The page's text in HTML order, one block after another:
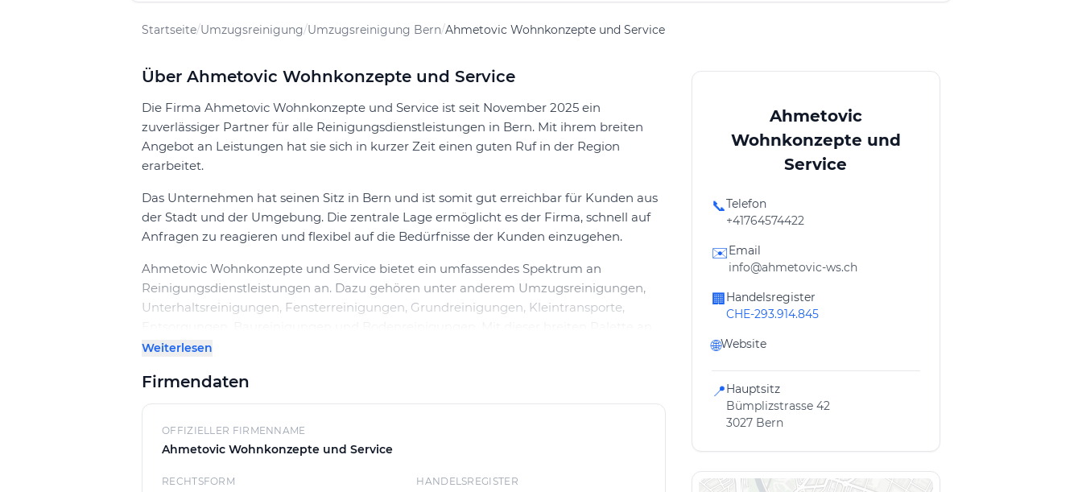
Startseite/Umzugsreinigung/Umzugsreinigung Bern/Ahmetovic Wohnkonzepte und Service
Über Ahmetovic Wohnkonzepte und Service
Die Firma Ahmetovic Wohnkonzepte und Service ist seit November 2025 ein
zuverlässiger Partner für alle Reinigungsdienstleistungen in Bern. Mit ihrem breiten
Angebot an Leistungen hat sie sich in kurzer Zeit einen guten Ruf in der Region
erarbeitet.
Das Unternehmen hat seinen Sitz in Bern und ist somit gut erreichbar für Kunden aus
der Stadt und der Umgebung. Die zentrale Lage ermöglicht es der Firma, schnell auf
Anfragen zu reagieren und flexibel auf die Bedürfnisse der Kunden einzugehen.
Ahmetovic Wohnkonzepte und Service bietet ein umfassendes Spektrum an
Reinigungsdienstleistungen an. Dazu gehören unter anderem Umzugsreinigungen,
Unterhaltsreinigungen, Fensterreinigungen, Grundreinigungen, Kleintransporte,
Dienstleistungen kann die Firma sowohl Privatpersonen als auch Unternehmen
geschultes Personal und moderne Reinigungstechniken, um beste Ergebnisse zu
erzielen. Zudem legt die Firma großen Wert auf umweltfreundliche
Reinigungsprodukte und -methoden, um die Gesundheit der Kunden und die Umwelt
Weiterlesen
Firmendaten
OFFIZIELLER FIRMENNAME
Ahmetovic Wohnkonzepte und Service
RECHTSFORM HANDELSREGISTER
Ahmetovic
Wohnkonzepte und
Service
📞Telefon
+41764574422
✉️Email
info@ahmetovic-ws.ch
🏢 Handelsregister
CHE-293.914.845
🌐Website
📍Hauptsitz
Bümplizstrasse 42
3027 Bern